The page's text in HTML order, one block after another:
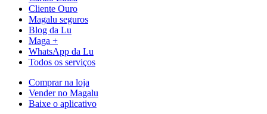
Cliente Ouro
Magalu seguros
Blog da Lu
Maga +
WhatsApp da Lu
Todos os serviços
Comprar na loja
Vender no Magalu
Baixe o aplicativo